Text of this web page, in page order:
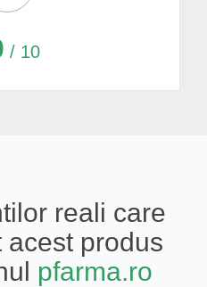
/ 10
reali care
acest produs
pfarma.ro